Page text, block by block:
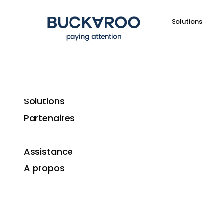
Solutions
Solutions
Partenaires
Assistance
A propos